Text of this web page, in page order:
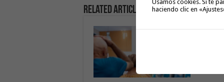
Related Articles
Cierre
Usamos cookies. Si te
haciendo clic en